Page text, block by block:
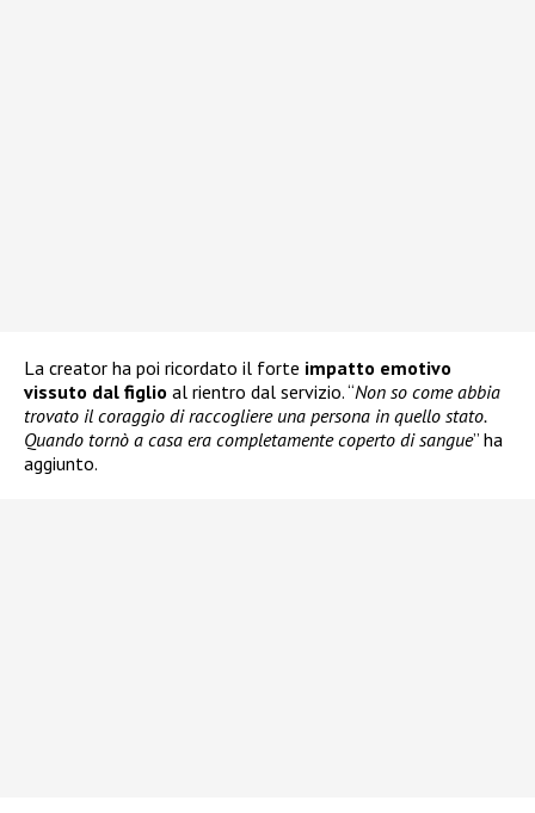
La creator ha poi ricordato il forte impatto emotivo
vissuto dal figlio al rientro dal servizio. “Non so come abbia
trovato il coraggio di raccogliere una persona in quello stato.
Quando tornò a casa era completamente coperto di sangue” ha
aggiunto.